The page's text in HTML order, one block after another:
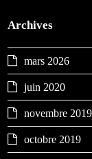
Archives
mars 2026
juin 2020
novembre 2019
octobre 2019